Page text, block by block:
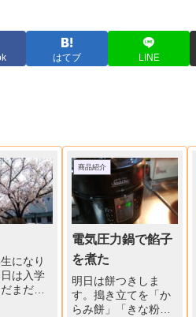
はてブ LINE
になり
は入学
だ桜
商品紹介
電気圧力鍋で餡子
を煮た
明日は餅つきしま
す。搗き立てを「か
らみ餅」「きな粉